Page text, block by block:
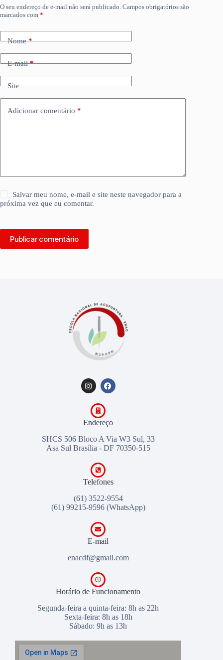
O seu endereço de e-mail não será publicado. Campos obrigatórios são
marcados com *
Nome*
E-mail*
Site
Adicionar comentário *
Salvar meu nome, e-mail e site neste navegador para a
próxima vez que eu comentar.
Publicar comentário
Endereço
SHCS 506 Bloco A Via W3 Sul, 33
Asa Sul Brasília - DF 70350-515
Telefones
(61) 3522-9554
(61) 99215-9596(WhatsApp)
E-mail
enacdf@gmail.com
Horário de Funcionamento
Segunda-feira a quinta-feira: 8h as 22h
Sexta-feira: 8h as 18h
Sábado: 9h as 13h